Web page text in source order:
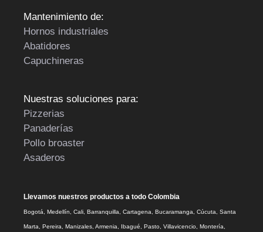
Mantenimiento de:
Hornos industriales
Abatidores
Capuchineras
Nuestras soluciones para:
Pizzerias
Panaderías
Pollo broaster
Asaderos
Llevamos nuestros productos a todo Colombia
Bogotá, Medellín, Cali, Barranquilla, Cartagena, Bucaramanga, Cúcuta, Santa
Marta, Pereira, Manizales, Armenia, Ibagué, Pasto, Villavicencio, Montería,